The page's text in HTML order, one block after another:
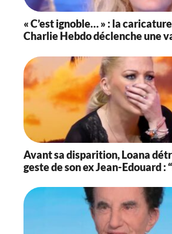
« C’est ignoble… » : la
Charlie Hebdo déclenche une
Avant sa disparition, Loana
geste de son ex Jean-Edouard :